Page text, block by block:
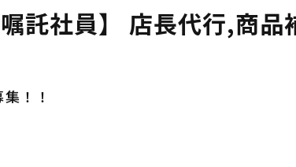
託社員】 店長代行,商
！！